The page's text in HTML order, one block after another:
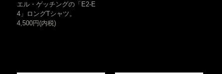
エル・ゲッチングの「E2-E
4」ロングTシャツ。
4,500円(内税)